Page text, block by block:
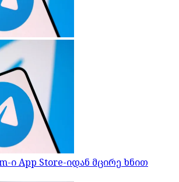
ი App Store-იდან მცირე ხნით